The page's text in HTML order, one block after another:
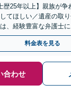
歴25年以上】親族が
てほしい／遺産の取
、経験豊富な弁護士
、解決に導きます。
料金表を見る
合わせ